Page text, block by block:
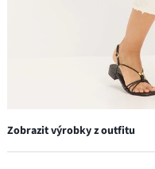
Zobrazit výrobky z outfitu